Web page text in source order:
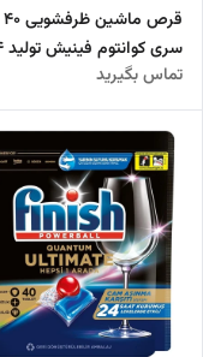
سری کوانتوم فینیش تولید ۲۰۲۴
تماس بگیرید